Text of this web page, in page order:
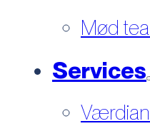
Mød
Services